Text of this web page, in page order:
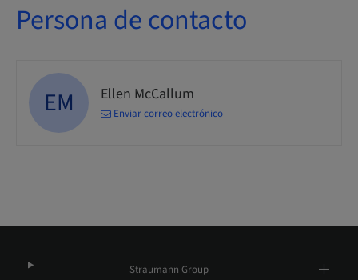
Persona de contacto
EM Ellen McCallum
Enviar correo electrónico
Straumann Group